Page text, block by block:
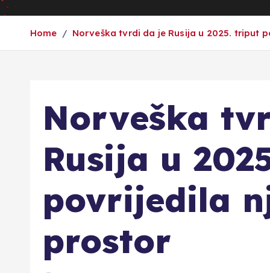
Home Norveška tvrdi da je Rusija u 2025. triput
Norveška
Rusija u
povrijedila
prostor